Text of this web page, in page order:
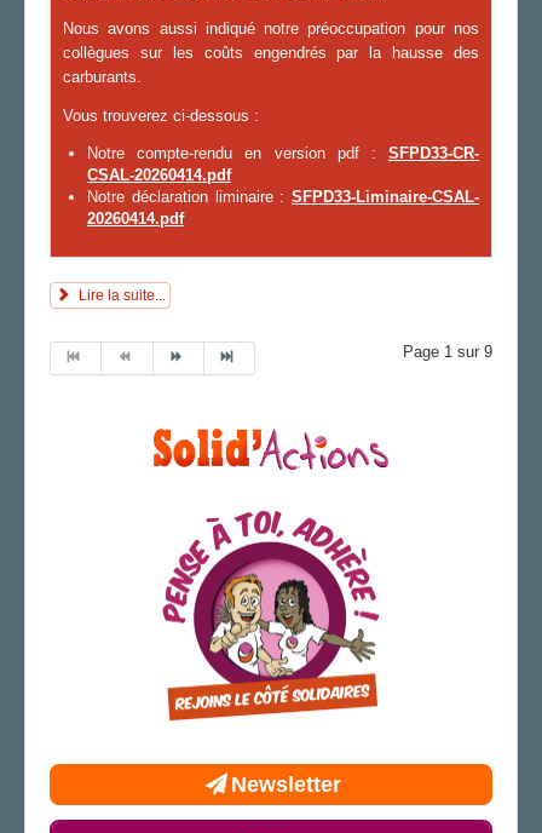
Nous avons aussi indiqué notre préoccupation pour nos
collègues sur les coûts engendrés par la hausse des
carburants.
Vous trouverez ci-dessous :
Notre compte-rendu en version pdf : SFPD33-CR-
CSAL-20260414.pdf
Notre déclaration liminaire : SFPD33-Liminaire-CSAL-
20260414.pdf
Lire la suite...
Page 1 sur 9
Newsletter